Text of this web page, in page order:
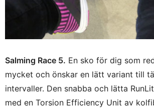
Salming Race 5. En sko för dig som
mycket och önskar en lätt variant till
intervaller. Den snabba och lätta
med en Torsion Efficiency Unit av